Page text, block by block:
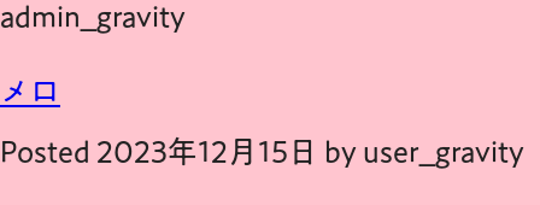
ご利用規約
特定商取引法に基づく表記
admin_gravity
メロ
Posted 2023年12月15日 by user_gravity